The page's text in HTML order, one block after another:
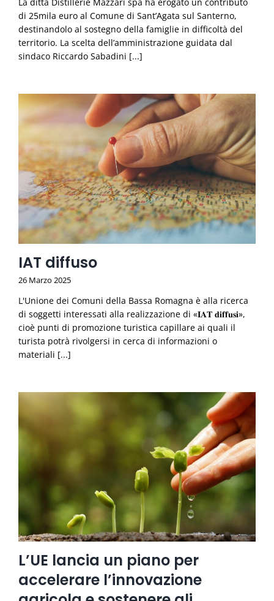
La ditta Distillerie Mazzari spa ha erogato un contributo
di 25mila euro al Comune di Sant’Agata sul Santerno,
destinandolo al sostegno della famiglie in difficoltà del
territorio. La scelta dell’amministrazione guidata dal
sindaco Riccardo Sabadini [...]
IAT diffuso
26 Marzo 2025
L'Unione dei Comuni della Bassa Romagna è alla ricerca
di soggetti interessati alla realizzazione di «𝐈𝐀𝐓 𝐝𝐢𝐟𝐟𝐮𝐬𝐢»,
cioè punti di promozione turistica capillare ai quali il
turista potrà rivolgersi in cerca di informazioni o
materiali [...]
L’UE lancia un piano per
accelerare l’innovazione